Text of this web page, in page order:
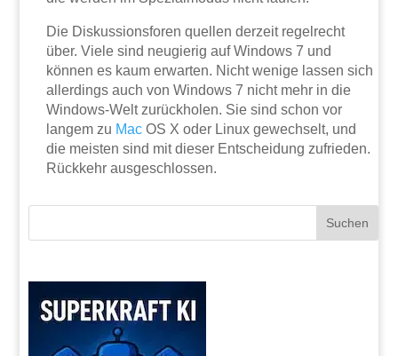
Die Diskussionsforen quellen derzeit regelrecht
über. Viele sind neugierig auf Windows 7 und
können es kaum erwarten. Nicht wenige lassen sich
allerdings auch von Windows 7 nicht mehr in die
Windows-Welt zurückholen. Sie sind schon vor
langem zu Mac OS X oder Linux gewechselt, und
die meisten sind mit dieser Entscheidung zufrieden.
Rückkehr ausgeschlossen.